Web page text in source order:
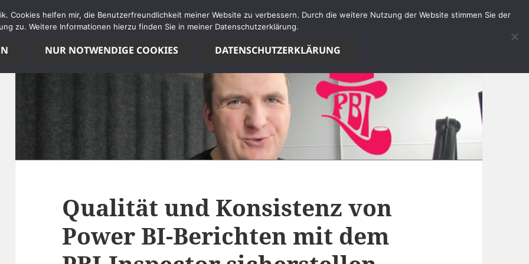
Qualität und Konsistenz von
Power BI-Berichten mit dem
Cookies helfen mir, die Benutzerfreundlichkeit meiner Website zu verbessern. Durch die weitere Nutzung der Website stimmen Sie der
zu. Weitere Informationen hierzu finden Sie in meiner Datenschutzerklärung.
NUR NOTWENDIGE COOKIES DATENSCHUTZERKLÄRUNG